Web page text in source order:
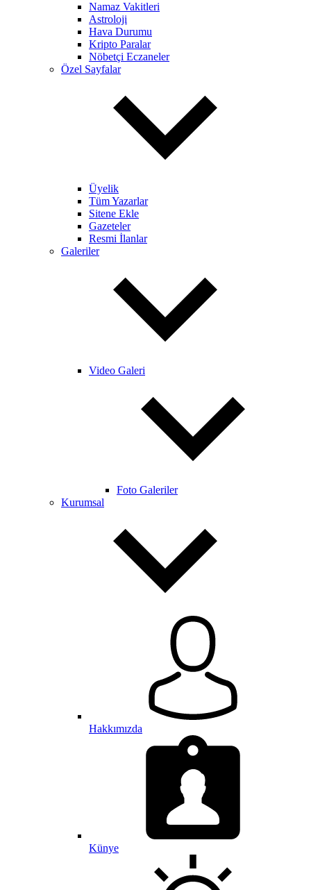
Namaz Vakitleri
Astroloji
Hava Durumu
Kripto Paralar
Nöbetçi Eczaneler
Özel Sayfalar
Üyelik
Tüm Yazarlar
Sitene Ekle
Gazeteler
Resmi İlanlar
Galeriler
Video Galeri
Foto Galeriler
Kurumsal
Hakkımızda
Künye